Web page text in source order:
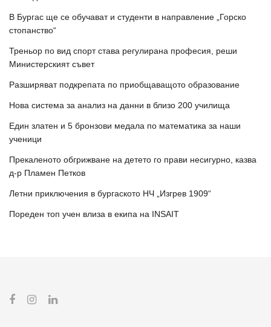
В Бургас ще се обучават и студенти в направление „Горско
стопанство“
Треньор по вид спорт става регулирана професия, реши
Министерският съвет
Разширяват подкрепата по приобщаващото образование
Нова система за анализ на данни в близо 200 училища
Един златен и 5 бронзови медала по математика за наши
ученици
Прекаленото обгрижване на детето го прави несигурно, казва
д-р Пламен Петков
Летни приключения в бургаското НЧ „Изгрев 1909“
Пореден топ учен влиза в екипа на INSAIT